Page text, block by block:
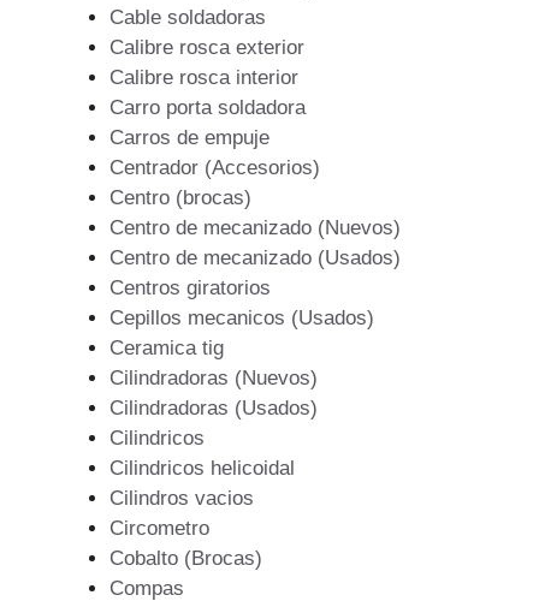
Cable soldadoras
Calibre rosca exterior
Calibre rosca interior
Carro porta soldadora
Carros de empuje
Centrador (Accesorios)
Centro (brocas)
Centro de mecanizado (Nuevos)
Centro de mecanizado (Usados)
Centros giratorios
Cepillos mecanicos (Usados)
Ceramica tig
Cilindradoras (Nuevos)
Cilindradoras (Usados)
Cilindricos
Cilindricos helicoidal
Cilindros vacios
Circometro
Cobalto (Brocas)
Compas